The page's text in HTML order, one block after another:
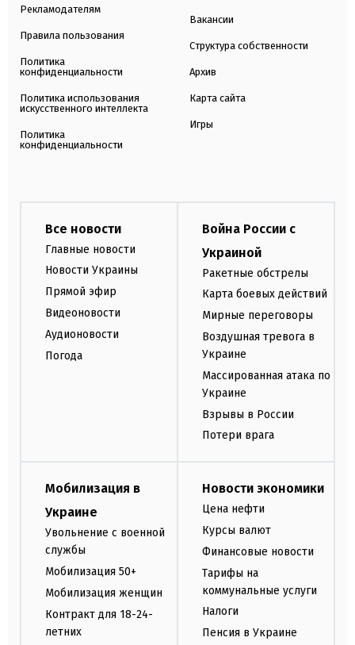
Рекламодателям
Правила пользования
Политика
конфиденциальности
Политика использования
искусственного интеллекта
Политика
конфиденциальности
Вакансии
Структура собственности
Архив
Карта сайта
Игры
Все новости
Главные новости
Новости Украины
Прямой эфир
Видеоновости
Аудионовости
Погода
Война России с
Украиной
Ракетные обстрелы
Карта боевых действий
Мирные переговоры
Воздушная тревога в
Украине
Массированная атака по
Украине
Взрывы в России
Потери врага
Мобилизация в
Украине
Увольнение с военной
службы
Мобилизация 50+
Мобилизация женщин
Контракт для 18-24-
летних
Новости экономики
Цена нефти
Курсы валют
Финансовые новости
Тарифы на
коммунальные услуги
Налоги
Пенсия в Украине